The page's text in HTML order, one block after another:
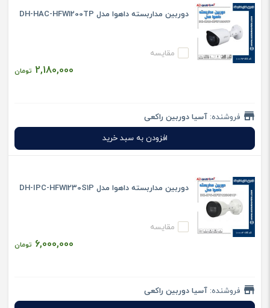
دوربین مداربسته داهوا مدل DH-HAC-HFW1200TP
مقایسه
2,180,000 تومان
فروشنده: آسیا دوربین راکعی
افزودن به سبد خرید
دوربین مداربسته داهوا مدل DH-IPC-HFW1230S1P
مقایسه
6,000,000 تومان
فروشنده: آسیا دوربین راکعی